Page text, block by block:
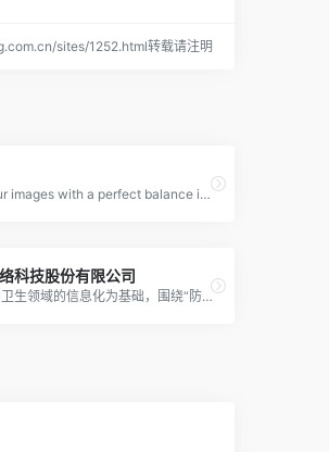
sites/1252.html转载请注明
Optimize your images with a perfect balance in quality and file size.
科技股份有限公司
公司以民政和卫生领域的信息化为基础，围绕“防、治、养”为大健康产业链中的服务对象提供智慧医疗、智慧医保、智慧民政、智慧健康养老的整体解方案、数据挖掘以及数据安全服务